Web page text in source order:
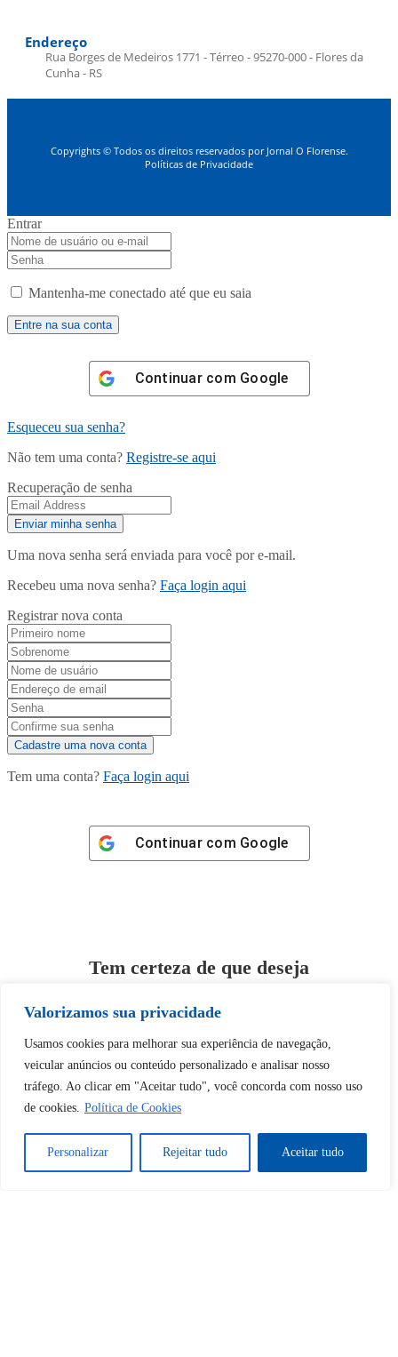
Valorizamos sua privacidade
Usamos cookies para melhorar sua experiência de navegação,
veicular anúncios ou conteúdo personalizado e analisar nosso
tráfego. Ao clicar em "Aceitar tudo", você concorda com nosso uso
de cookies. Política de Cookies
Personalizar Rejeitar tudo Aceitar tudo
Endereço
Rua Borges de Medeiros 1771 - Térreo - 95270-000 - Flores da
Cunha - RS
Copyrights © Todos os direitos reservados por Jornal O Florense.
Políticas de Privacidade
Entrar
Mantenha-me conectado até que eu saia
Continuar com Google
Esqueceu sua senha?
Não tem uma conta? Registre-se aqui
Recuperação de senha
Uma nova senha será enviada para você por e-mail.
Recebeu uma nova senha? Faça login aqui
Registrar nova conta
Tem uma conta? Faça login aqui
Continuar com Google
Tem certeza de que deseja
Desbloquear esquerda : 0
Sim Não